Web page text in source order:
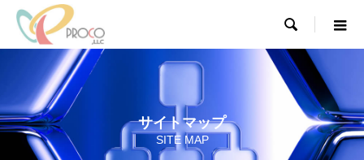

サイトマップ
SITE MAP